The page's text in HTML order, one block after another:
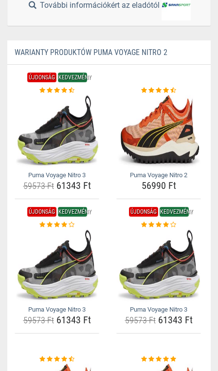
További információkért az eladótól
WARIANTY PRODUKTÓW PUMA VOYAGE NITRO 2
ÚJDONSÁG KEDVEZMÉNY
Puma Voyage Nitro 3
59573 Ft61343 Ft
Puma Voyage Nitro 2
56990 Ft
ÚJDONSÁG KEDVEZMÉNY
Puma Voyage Nitro 3
59573 Ft61343 Ft
ÚJDONSÁG KEDVEZMÉNY
Puma Voyage Nitro 3
59573 Ft61343 Ft